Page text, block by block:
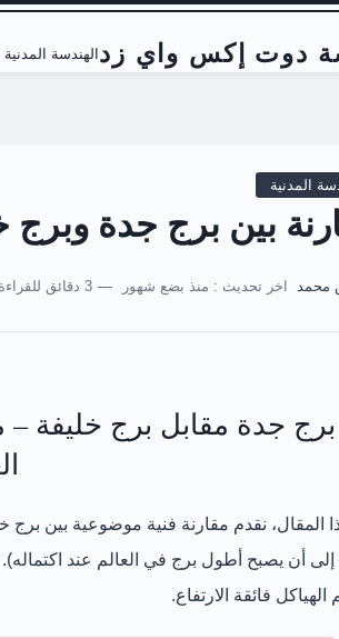
دوت إكس واي زد الهندسة المدنية
المدنية
بين برج جدة وبرج
محمد اخر تحديث : منذ بضع شهور 3 دقائق للقراءة
برج جدة مقابل برج خليفة –
المقال، نقدم مقارنة فنية موضوعية بين برج
أن يصبح أطول برج في العالم عند اكتماله).
فائقة الارتفاع.